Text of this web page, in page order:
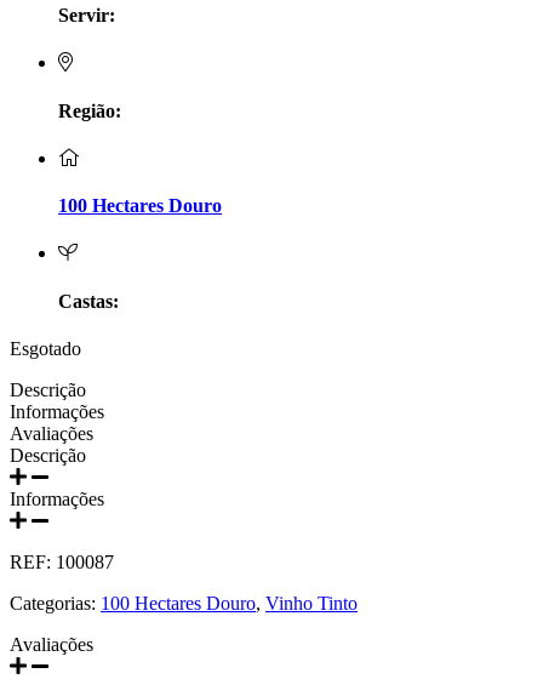
Prats e Symington Family
Quinta de Macedos - Douro
Servir:
Região:
100 Hectares Douro
Castas:
Esgotado
Descrição
Informações
Avaliações
Descrição
Informações
REF: 100087
Categorias: 100 Hectares Douro, Vinho Tinto
Avaliações